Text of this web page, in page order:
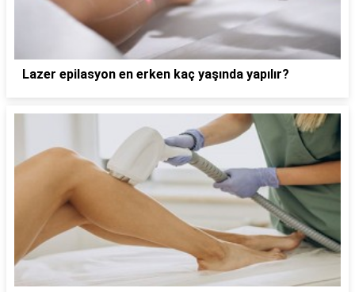
Lazer epilasyon en erken kaç yaşında yapılır?